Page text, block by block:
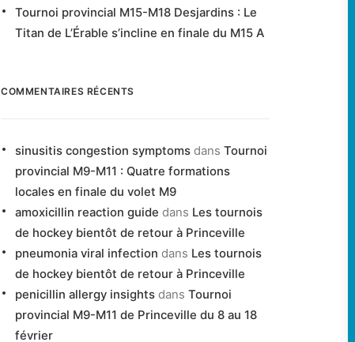
Tournoi provincial M15-M18 Desjardins : Le
Titan de L’Érable s’incline en finale du M15 A
COMMENTAIRES RÉCENTS
sinusitis congestion symptoms dans Tournoi
provincial M9-M11 : Quatre formations
locales en finale du volet M9
amoxicillin reaction guide dans Les tournois
de hockey bientôt de retour à Princeville
pneumonia viral infection dans Les tournois
de hockey bientôt de retour à Princeville
penicillin allergy insights dans Tournoi
provincial M9-M11 de Princeville du 8 au 18
février